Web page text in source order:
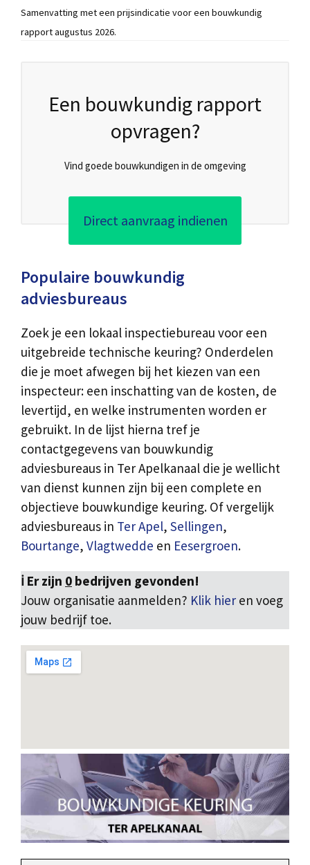
Samenvatting met een prijsindicatie voor een bouwkundig
rapport augustus 2026.
Een bouwkundig rapport
opvragen?
Vind goede bouwkundigen in de omgeving
Direct aanvraag indienen
Populaire bouwkundig
adviesbureaus
Zoek je een lokaal inspectiebureau voor een
uitgebreide technische keuring? Onderdelen
die je moet afwegen bij het kiezen van een
inspecteur: een inschatting van de kosten, de
levertijd, en welke instrumenten worden er
gebruikt. In de lijst hierna tref je
contactgegevens van bouwkundig
adviesbureaus in Ter Apelkanaal die je wellicht
van dienst kunnen zijn bij een complete en
objectieve bouwkundige keuring. Of vergelijk
adviesbureaus in Ter Apel, Sellingen,
Bourtange, Vlagtwedde en Eesergroen.
ℹ️ Er zijn 0 bedrijven gevonden!
Jouw organisatie aanmelden? Klik hier en voeg
jouw bedrijf toe.